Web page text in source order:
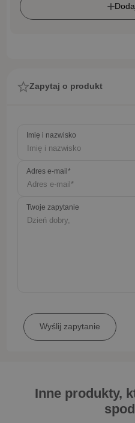
Zapytaj o produkt
Imię i nazwisko
Adres e-mail*
Twoje zapytanie
Inne produkty,